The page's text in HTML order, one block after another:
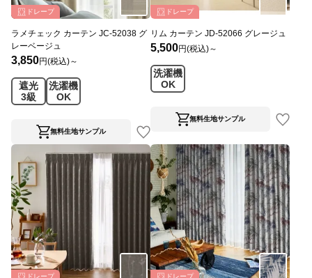
ドレープ
ラメチェック カーテン JC-52038 グ
レーベージュ
3,850円(税込)～
遮光
3級
洗濯機
OK
無料生地サンプル
ドレープ
リム カーテン JD-52066 グレージュ
5,500円(税込)～
洗濯機
OK
無料生地サンプル
ドレープ ドレープ